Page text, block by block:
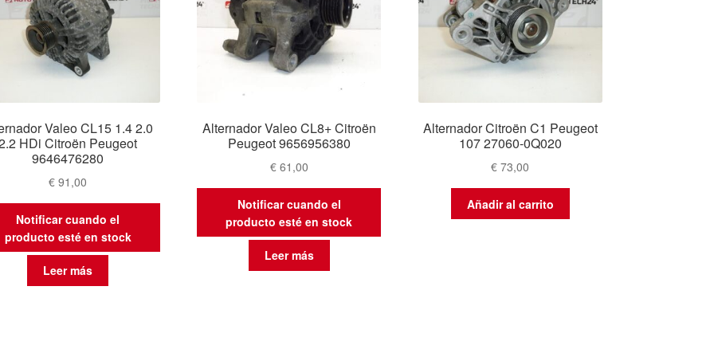
Valeo CL15 1.4 2.0
HDi Citroën Peugeot
9646476280
€ 91,00
Notificar cuando el
producto esté en stock
Leer más
Alternador Valeo CL8+ Citroën
Peugeot 9656956380
€61,00
Notificar cuando el
producto esté en stock
Leer más
Alternador Citroën C1 Peugeot
107 27060-0Q020
€ 73,00
Añadir al carrito